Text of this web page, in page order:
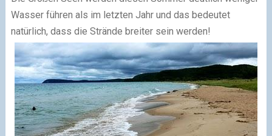
Wasser führen als im letzten Jahr und das bedeutet
natürlich, dass die Strände breiter sein werden!